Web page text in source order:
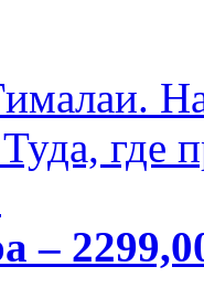
где
–